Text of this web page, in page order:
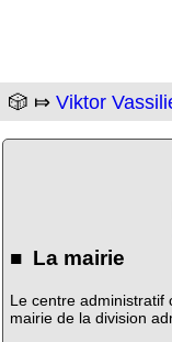
🎲 ⤇ Viktor
■ La mairie
Le centre administratif
mairie de la division